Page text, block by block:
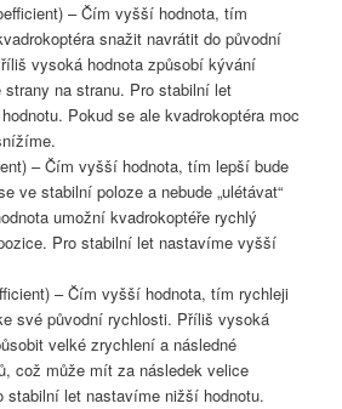
– Čím vyšší hodnota, tím
snažit navrátit do původní
vysoká hodnota způsobí kývání
na stranu. Pro stabilní let
Pokud se ale kvadrokoptéra moc
– Čím vyšší hodnota, tím lepší bude
ve stabilní poloze a nebude „ulétávat“
umožní kvadrokoptéře rychlý
Pro stabilní let nastavíme vyšší
– Čím vyšší hodnota, tím rychleji
své původní rychlosti. Příliš vysoká
velké zrychlení a následné
což může mít za následek velice
stabilní let nastavíme nižší hodnotu.